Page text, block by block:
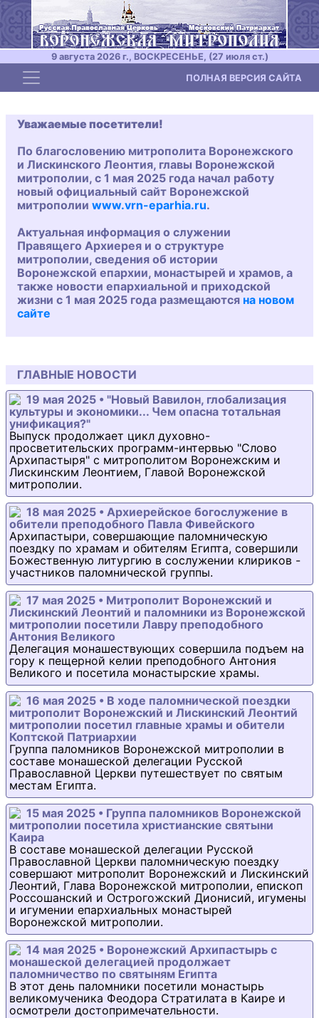
9 августа 2026 г., ВОСКРЕСЕНЬЕ, (27 июля ст.)
Toggle navigation ПОЛНАЯ ВЕРСИЯ САЙТА
Уважаемые посетители!
По благословению митрополита Воронежского
и Лискинского Леонтия, главы Воронежской
митрополии, с 1 мая 2025 года начал работу
новый официальный сайт Воронежской
митрополии www.vrn-eparhia.ru.
Актуальная информация о служении
Правящего Архиерея и о структуре
митрополии, сведения об истории
Воронежской епархии, монастырей и храмов, а
также новости епархиальной и приходской
жизни с 1 мая 2025 года размещаются на новом
сайте
ГЛАВНЫЕ НОВОСТИ
19 мая 2025 • "Новый Вавилон, глобализация
культуры и экономики... Чем опасна тотальная
унификация?"
Выпуск продолжает цикл духовно-
просветительских программ-интервью "Слово
Архипастыря" с митрополитом Воронежским и
Лискинским Леонтием, Главой Воронежской
митрополии.
18 мая 2025 • Архиерейское богослужение в
обители преподобного Павла Фивейского
Архипастыри, совершающие паломническую
поездку по храмам и обителям Египта, совершили
Божественную литургию в сослужении клириков -
участников паломнической группы.
17 мая 2025 • Митрополит Воронежский и
Лискинский Леонтий и паломники из Воронежской
митрополии посетили Лавру преподобного
Антония Великого
Делегация монашествующих совершила подъем на
гору к пещерной келии преподобного Антония
Великого и посетила монастырские храмы.
16 мая 2025 • В ходе паломнической поездки
митрополит Воронежский и Лискинский Леонтий
митрополии посетил главные храмы и обители
Коптской Патриархии
Группа паломников Воронежской митрополии в
составе монашеской делегации Русской
Православной Церкви путешествует по святым
местам Египта.
15 мая 2025 • Группа паломников Воронежской
митрополии посетила христианские святыни
Каира
В составе монашеской делегации Русской
Православной Церкви паломническую поездку
совершают митрополит Воронежский и Лискинский
Леонтий, Глава Воронежской митрополии, епископ
Россошанский и Острогожский Дионисий, игумены
и игумении епархиальных монастырей
Воронежской митрополии.
14 мая 2025 • Воронежский Архипастырь с
монашеской делегацией продолжает
паломничество по святыням Египта
В этот день паломники посетили монастырь
великомученика Феодора Стратилата в Каире и
осмотрели достопримечательности.